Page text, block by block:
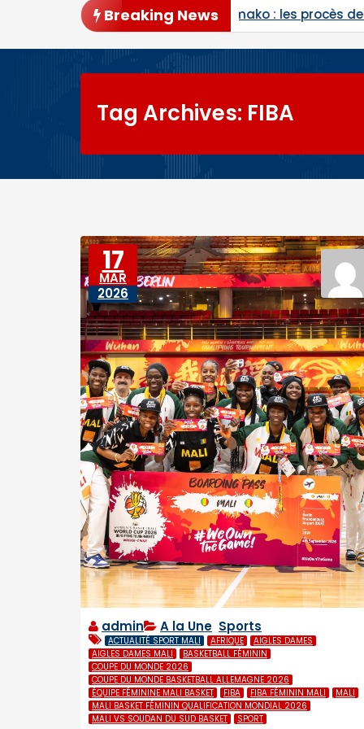
Breaking News
Bamako : les procès de Ben le Cerveau, du
Tag Archives: FIBA
17
MAR
2026
admin A la Une Sports
ACTUALITÉ SPORT MALI AFRIQUE
AIGLES DAMES
AIGLES DAMES MALI
BASKETBALL FÉMININ
COUPE DU MONDE 2026
COUPE DU MONDE BASKETBALL ALLEMAGNE 2026
ÉQUIPE FÉMININE MALI BASKET
FIBA FIBA FÉMININ MALI
MALI
MALI BASKET FÉMININ QUALIFICATION MONDIAL 2026
MALI VS SOUDAN DU SUD BASKET
SPORT